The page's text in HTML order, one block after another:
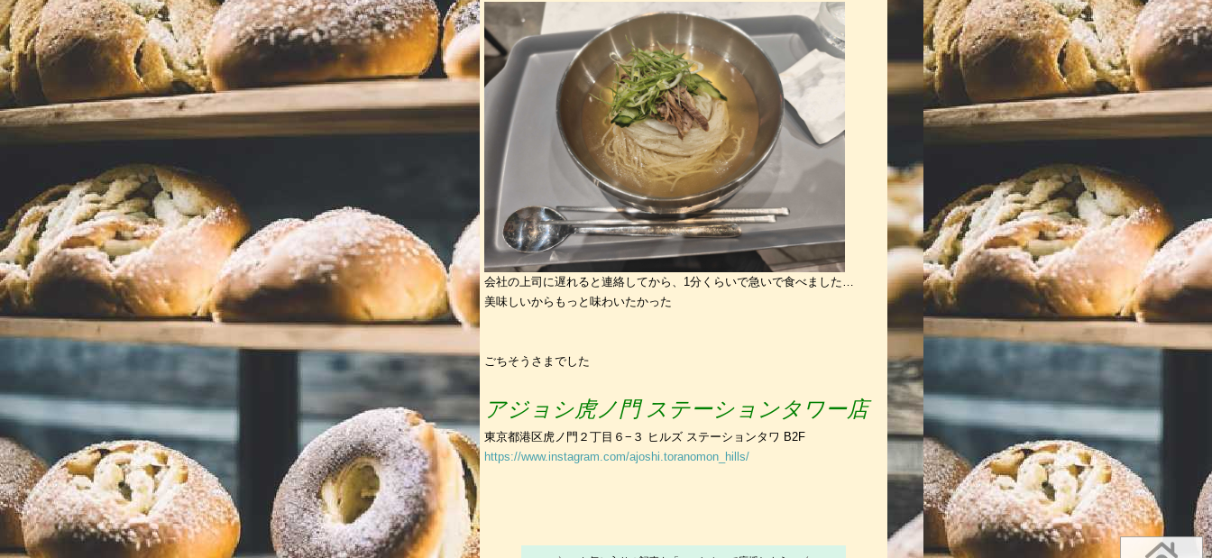
会社の上司に遅れると連絡してから、1分くらいで急いで食べました…
美味しいからもっと味わいたかった
ごちそうさまでした
アジョシ虎ノ門 ステーションタワー店
東京都港区虎ノ門２丁目６−３ ヒルズ ステーションタワ B2F
https://www.instagram.com/ajoshi.toranomon_hills/